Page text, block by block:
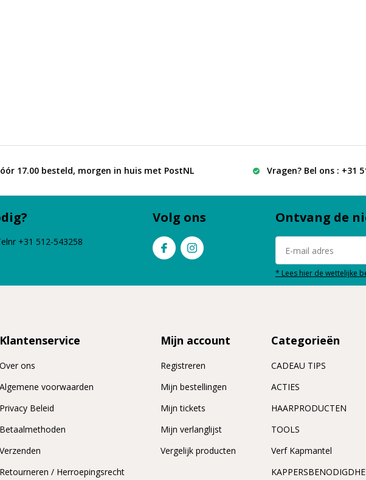
17.00 besteld, morgen in huis met PostNL Vragen? Bel ons : +31
+31 512-543258
Volg ons Ontvang de
* Lees hier de wettelijke
Klantenservice
Over ons
Algemene voorwaarden
Privacy Beleid
Betaalmethoden
Verzenden
Retourneren / Herroepingsrecht
Mijn account
Registreren
Mijn bestellingen
Mijn tickets
Mijn verlanglijst
Vergelijk producten
Categorieën
CADEAU TIPS
ACTIES
HAARPRODUCTEN
TOOLS
Verf Kapmantel